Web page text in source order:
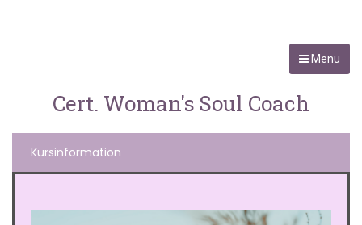
Menu
Cert. Woman's Soul Coach
Kursinformation